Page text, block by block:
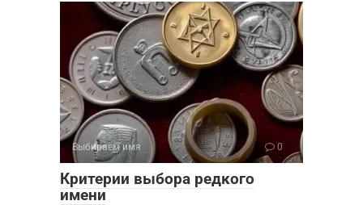
Выбираем имя 0
Критерии выбора редкого
имени